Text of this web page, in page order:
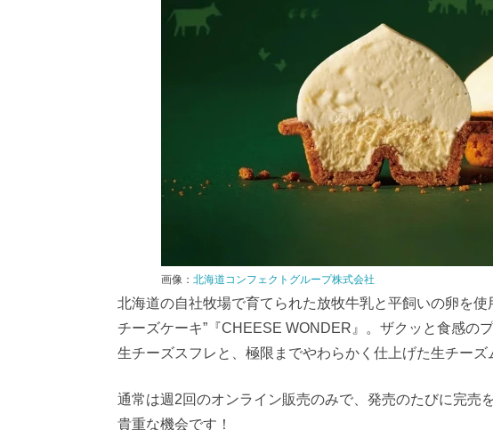
画像： 北海道コンフェクトグループ株式会社
北海道の自社牧場で育てられた放牧牛乳と平飼いの卵を使
チーズケーキ”『CHEESE WONDER』。ザクッと食感の
生チーズスフレと、極限までやわらかく仕上げた生チーズ
通常は週2回のオンライン販売のみで、発売のたびに完売
貴重な機会です！